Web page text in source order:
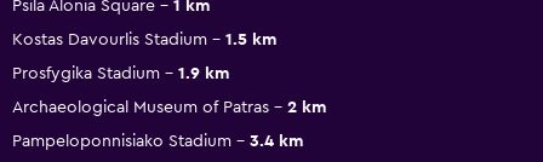
Psila Alonia Square
1 km
Kostas Davourlis Stadium
1.5 km
Prosfygika Stadium
1.9 km
Archaeological Museum of Patras
2 km
Pampeloponnisiako Stadium
3.4 km